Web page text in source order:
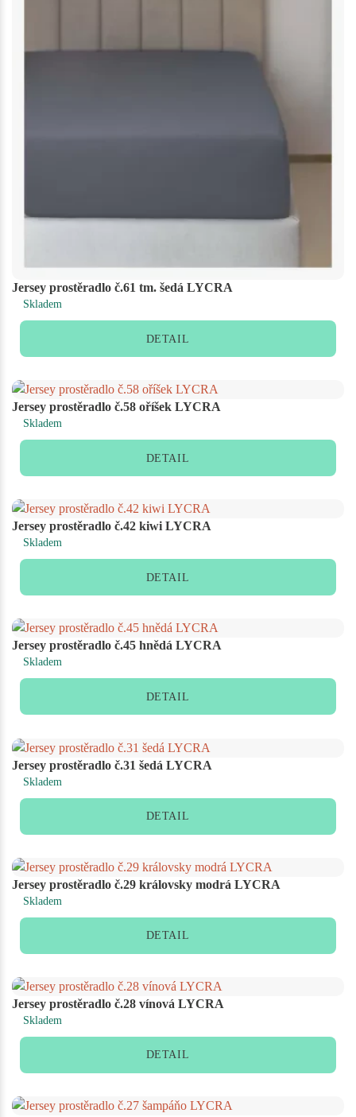
Jersey prostěradlo č.61 tm. šedá LYCRA
Skladem
DETAIL
Jersey prostěradlo č.58 oříšek LYCRA
Skladem
DETAIL
Jersey prostěradlo č.42 kiwi LYCRA
Skladem
DETAIL
Jersey prostěradlo č.45 hnědá LYCRA
Skladem
DETAIL
Jersey prostěradlo č.31 šedá LYCRA
Skladem
DETAIL
Jersey prostěradlo č.29 královsky modrá LYCRA
Skladem
DETAIL
Jersey prostěradlo č.28 vínová LYCRA
Skladem
DETAIL